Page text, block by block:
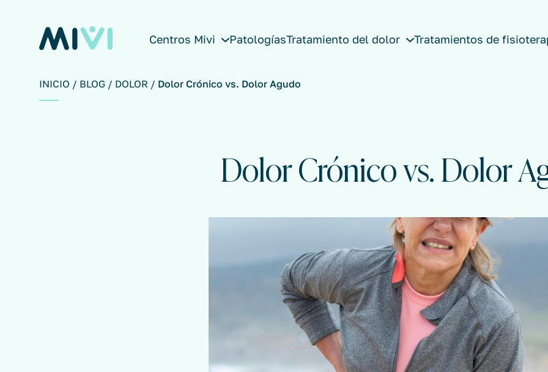
Centros Mivi PatologíasTratamiento del dolor Tratamientos de
INICIO BLOG DOLOR Dolor Crónico vs. Dolor Agudo
Dolor Crónico vs. Dolor